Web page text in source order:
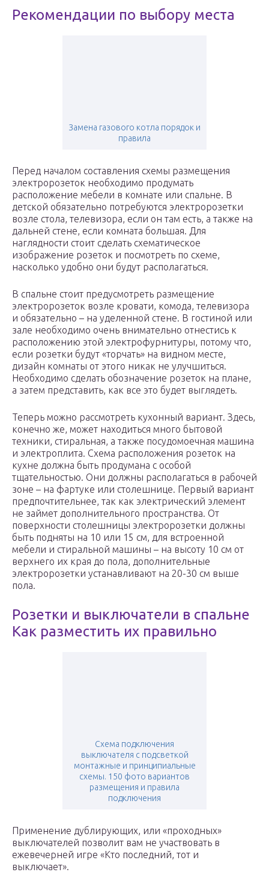
Рекомендации по выбору места
Замена газового котла порядок и
правила
Перед началом составления схемы размещения
электророзеток необходимо продумать
расположение мебели в комнате или спальне. В
детской обязательно потребуются электророзетки
возле стола, телевизора, если он там есть, а также на
дальней стене, если комната большая. Для
наглядности стоит сделать схематическое
изображение розеток и посмотреть по схеме,
насколько удобно они будут располагаться.
В спальне стоит предусмотреть размещение
электророзеток возле кровати, комода, телевизора
и обязательно – на уделенной стене. В гостиной или
зале необходимо очень внимательно отнестись к
расположению этой электрофурнитуры, потому что,
если розетки будут «торчать» на видном месте,
дизайн комнаты от этого никак не улучшиться.
Необходимо сделать обозначение розеток на плане,
а затем представить, как все это будет выглядеть.
Теперь можно рассмотреть кухонный вариант. Здесь,
конечно же, может находиться много бытовой
техники, стиральная, а также посудомоечная машина
и электроплита. Схема расположения розеток на
кухне должна быть продумана с особой
тщательностью. Они должны располагаться в рабочей
зоне – на фартуке или столешнице. Первый вариант
предпочтительнее, так как электрический элемент
не займет дополнительного пространства. От
поверхности столешницы электророзетки должны
быть подняты на 10 или 15 см, для встроенной
мебели и стиральной машины – на высоту 10 см от
верхнего их края до пола, дополнительные
электророзетки устанавливают на 20-30 см выше
пола.
Розетки и выключатели в спальне
Как разместить их правильно
Схема подключения
выключателя с подсветкой
монтажные и принципиальные
схемы. 150 фото вариантов
размещения и правила
подключения
Применение дублирующих, или «проходных»
выключателей позволит вам не участвовать в
ежевечерней игре «Кто последний, тот и
выключает».